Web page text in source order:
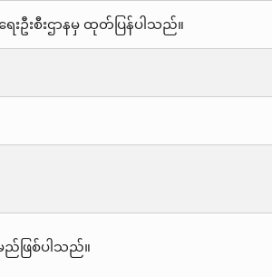
းဦးစီးဌာနမှ ထုတ်ပြန်ပါသည်။
ဖြစ်ပါသည်။